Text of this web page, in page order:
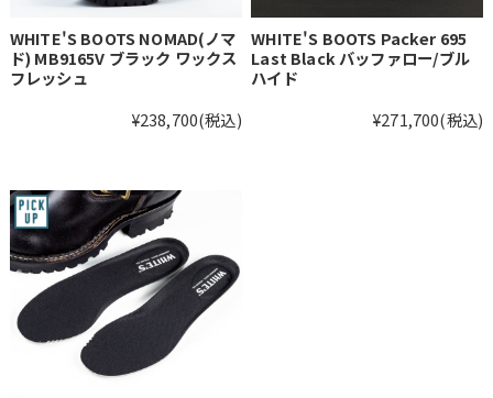
WHITE'S BOOTS NOMAD(ノマ
ド) MB9165V ブラック ワックス
フレッシュ
¥238,700(税込)
WHITE'S BOOTS Packer 695
Last Black バッファロー/ブル
ハイド
¥271,700(税込)